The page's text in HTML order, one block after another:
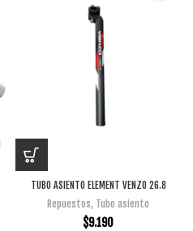
TUBO ASIENTO ELEMENT VENZO 26.8
Repuestos, Tubo asiento
$9.190